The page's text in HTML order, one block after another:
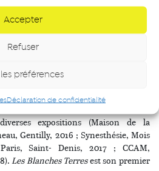
Accepter
Refuser
préférences
Déclaration de confidentialité
à Paris. Sa spécialisation en
humaines et sociales l’a amenée à
artistique associant ces deux axes.
cinéma documentaire lui permettent
d’une dialectique du visible et de
reprises, notamment dans
expositions (Maison de la
Gentilly, 2016 ; Synesthésie, Mois
Saint- Denis, 2017 ; CCAM,
Les Blanches Terresest son premier